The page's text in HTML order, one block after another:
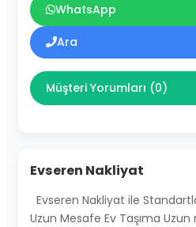
WhatsApp
Ara
Müşteri Yorumları (0)
Evseren Nakliyat
Evseren Nakliyat ile
Uzun Mesafe Ev Taşıma